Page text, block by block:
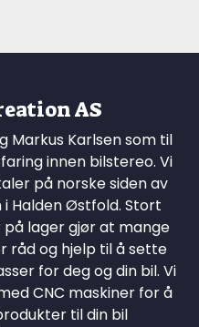
AS
Markus Karlsen som til
innen bilstereo. Vi
på norske siden av
i Halden Østfold. Stort
lager gjør at mange
råd og hjelp til å sette
for deg og din bil. Vi
CNC maskiner for å
til din bil